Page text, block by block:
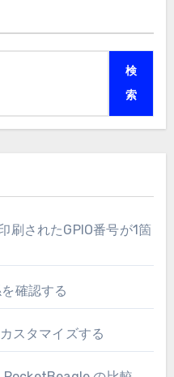
検
索
刷されたGPIO番号が1箇
確認する
スタマイズする